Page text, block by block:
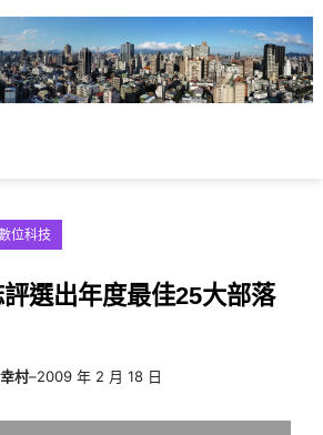
位科技
選出年度最佳25大部落
村–2009 年 2 月 18 日